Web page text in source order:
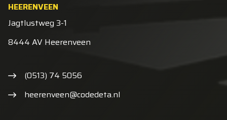
HEERENVEEN
Jagtlustweg 3-1
8444 AV Heerenveen
(0513) 74 5056
heerenveen@codedeta.nl